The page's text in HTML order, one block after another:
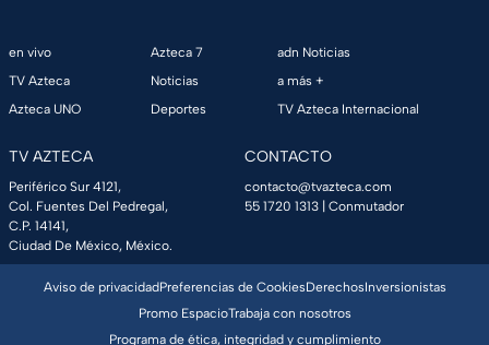
en vivo
TV Azteca
Azteca UNO
Azteca 7
Noticias
Deportes
adn Noticias
a más +
TV Azteca Internacional
TV AZTECA
Periférico Sur 4121,
Col. Fuentes Del Pedregal,
C.P. 14141,
Ciudad De México, México.
CONTACTO
contacto@tvazteca.com
55 1720 1313 | Conmutador
Aviso de privacidadPreferencias de CookiesDerechosInversionistas
Promo EspacioTrabaja con nosotros
Programa de ética, integridad y cumplimiento